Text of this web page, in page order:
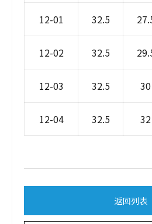
12-01 32.5
12-02 32.5
12-03 32.5 30
12-04 32.5 32
返回列表